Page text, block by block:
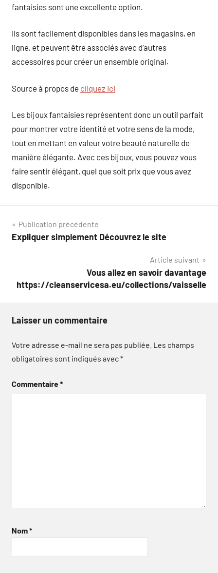
fantaisies sont une excellente option.
Ils sont facilement disponibles dans les magasins, en
ligne, et peuvent être associés avec d’autres
accessoires pour créer un ensemble original.
Source à propos de cliquez ici
Les bijoux fantaisies représentent donc un outil parfait
pour montrer votre identité et votre sens de la mode,
tout en mettant en valeur votre beauté naturelle de
manière élégante. Avec ces bijoux, vous pouvez vous
faire sentir élégant, quel que soit prix que vous avez
disponible.
Navigation
de
Publication précédente
Expliquer simplement Découvrez le site
Article suivant
Vous allez en savoir davantage
https://cleanservicesa.eu/collections/vaisselle
Laisser un commentaire
Votre adresse e-mail ne sera pas publiée. Les champs
obligatoires sont indiqués avec*
Commentaire*
Nom*